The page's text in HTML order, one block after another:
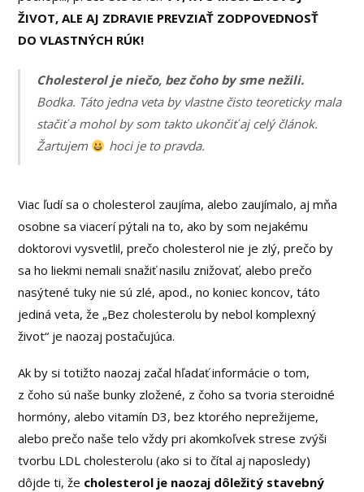
ŽIVOT, ALE AJ ZDRAVIE PREVZIAŤ ZODPOVEDNOSŤ
DO VLASTNÝCH RÚK!
Cholesterol je niečo, bez čoho by sme nežili.
Bodka. Táto jedna veta by vlastne čisto teoreticky mala
stačiť a mohol by som takto ukončiť aj celý článok.
Žartujem
hoci je to pravda.
Viac ľudí sa o cholesterol zaujíma, alebo zaujímalo, aj mňa
osobne sa viacerí pýtali na to, ako by som nejakému
doktorovi vysvetlil, prečo cholesterol nie je zlý, prečo by
sa ho liekmi nemali snažiť nasilu znižovať, alebo prečo
nasýtené tuky nie sú zlé, apod., no koniec koncov, táto
jediná veta, že „Bez cholesterolu by nebol komplexný
život“ je naozaj postačujúca.
Ak by si totižto naozaj začal hľadať informácie o tom,
z čoho sú naše bunky zložené, z čoho sa tvoria steroidné
hormóny, alebo vitamín D3, bez ktorého neprežijeme,
alebo prečo naše telo vždy pri akomkoľvek strese zvýši
tvorbu LDL cholesterolu (ako si to čítal aj naposledy)
dôjde ti, že cholesterol je naozaj dôležitý stavebný